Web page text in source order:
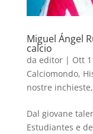
Miguel Ángel
calcio
da editor| Ott
Calciomondo,
nostre inchieste,
Dal giovane
Estudiantes e